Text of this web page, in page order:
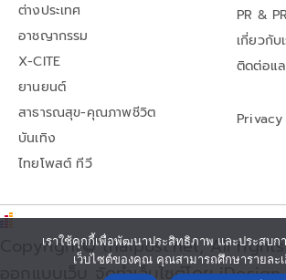
ต่างประเทศ
อาชญากรรม
X-CITE
ยานยนต์
สาธารณสุข-คุณภาพชีวิต
บันเทิง
ไทยโพสต์ ทีวี
PR &
เกี่ยวกับ
ติดต่อแ
Copyright© thaipost.net, All
ออกแบบเว็บ จัดทำเว็บไซต์โดย iDesign
เราใช้คุกกี้เพื่อพัฒนาประสิทธิภาพ และประสบก
เว็บไซต์ของคุณ คุณสามารถศึกษารายละ